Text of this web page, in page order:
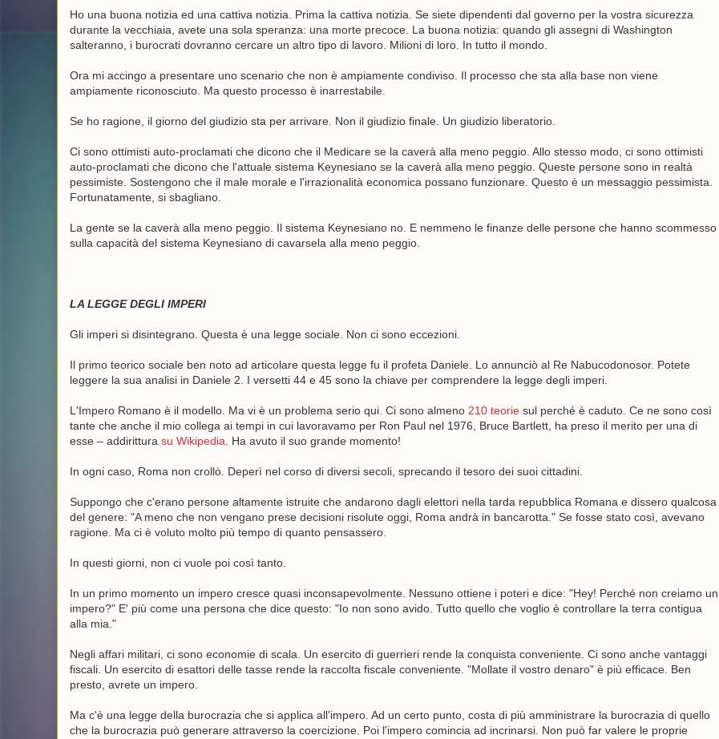
Ho una buona notizia ed una cattiva notizia. Prima la cattiva notizia. Se siete dipendenti dal governo per la vostra sicurezza
durante la vecchiaia, avete una sola speranza: una morte precoce. La buona notizia: quando gli assegni di Washington
salteranno, i burocrati dovranno cercare un altro tipo di lavoro. Milioni di loro. In tutto il mondo.
Ora mi accingo a presentare uno scenario che non è ampiamente condiviso. Il processo che sta alla base non viene
ampiamente riconosciuto. Ma questo processo è inarrestabile.
Se ho ragione, il giorno del giudizio sta per arrivare. Non il giudizio finale. Un giudizio liberatorio.
Ci sono ottimisti auto-proclamati che dicono che il Medicare se la caverà alla meno peggio. Allo stesso modo, ci sono ottimisti
auto-proclamati che dicono che l'attuale sistema Keynesiano se la caverà alla meno peggio. Queste persone sono in realtà
pessimiste. Sostengono che il male morale e l'irrazionalità economica possano funzionare. Questo è un messaggio pessimista.
Fortunatamente, si sbagliano.
La gente se la caverà alla meno peggio. Il sistema Keynesiano no. E nemmeno le finanze delle persone che hanno scommesso
sulla capacità del sistema Keynesiano di cavarsela alla meno peggio.
LA LEGGE DEGLI IMPERI
Gli imperi si disintegrano. Questa è una legge sociale. Non ci sono eccezioni.
Il primo teorico sociale ben noto ad articolare questa legge fu il profeta Daniele. Lo annunciò al Re Nabucodonosor. Potete
leggere la sua analisi in Daniele 2. I versetti 44 e 45 sono la chiave per comprendere la legge degli imperi.
L'Impero Romano è il modello. Ma vi è un problema serio qui. Ci sono almeno 210 teoriesul perché è caduto. Ce ne sono così
tante che anche il mio collega ai tempi in cui lavoravamo per Ron Paul nel 1976, Bruce Bartlett, ha preso il merito per una di
esse – addirittura su Wikipedia . Ha avuto il suo grande momento!
In ogni caso, Roma non crollò. Deperì nel corso di diversi secoli, sprecando il tesoro dei suoi cittadini.
Suppongo che c'erano persone altamente istruite che andarono dagli elettori nella tarda repubblica Romana e dissero qualcosa
del genere: "A meno che non vengano prese decisioni risolute oggi, Roma andrà in bancarotta." Se fosse stato così, avevano
ragione. Ma ci è voluto molto più tempo di quanto pensassero.
In questi giorni, non ci vuole poi così tanto.
In un primo momento un impero cresce quasi inconsapevolmente. Nessuno ottiene i poteri e dice: "Hey! Perché non creiamo un
impero?" E' più come una persona che dice questo: "Io non sono avido. Tutto quello che voglio è controllare la terra contigua
alla mia."
Negli affari militari, ci sono economie di scala. Un esercito di guerrieri rende la conquista conveniente. Ci sono anche vantaggi
fiscali. Un esercito di esattori delle tasse rende la raccolta fiscale conveniente. "Mollate il vostro denaro" è più efficace. Ben
presto, avrete un impero.
Ma c'è una legge della burocrazia che si applica all'impero. Ad un certo punto, costa di più amministrare la burocrazia di quello
che la burocrazia può generare attraverso la coercizione. Poi l'impero comincia ad incrinarsi. Non può far valere le proprie